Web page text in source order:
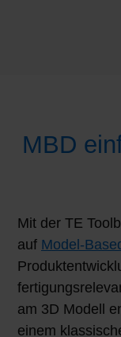
MBD
Mit der TE
auf Model-
am 3D Modell
einem